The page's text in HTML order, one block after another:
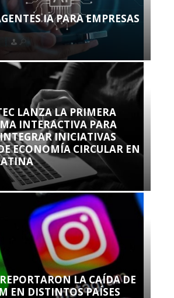
IA PARA EMPRESAS
LANZA LA PRIMERA
INTERACTIVA PARA
INICIATIVAS
ECONOMÍA CIRCULAR EN
LA CAÍDA DE
EN DISTINTOS PAÍSES